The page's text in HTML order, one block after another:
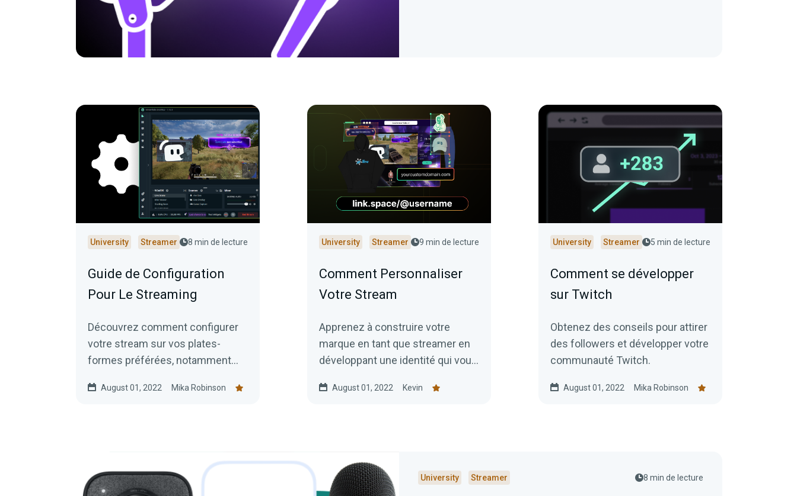
University Streamer 8 min de lecture
Guide de Configuration
Pour Le Streaming
Découvrez comment configurer
votre stream sur vos plates-
formes préférées, notamment
August 01, 2022 Mika Robinson
University Streamer 9 min de lecture
Comment Personnaliser
Votre Stream
Apprenez à construire votre
marque en tant que streamer en
développant une identité qui vous
August 01, 2022 Kevin
University Streamer 5 min de lecture
Comment se développer
sur Twitch
Obtenez des conseils pour attirer
des followers et développer votre
communauté Twitch.
August 01, 2022 Mika Robinson
University Streamer 8 min de lecture